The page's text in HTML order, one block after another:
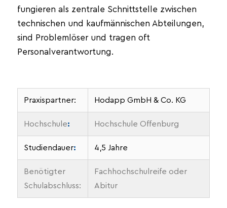
fungieren als zentrale Schnittstelle zwischen
technischen und kaufmännischen Abteilungen,
sind Problemlöser und tragen oft
Personalverantwortung.
Praxispartner: Hodapp GmbH & Co. KG
Hochschule: Hochschule Offenburg
Studiendauer: 4,5 Jahre
Benötigter
Schulabschluss:
Fachhochschulreife oder
Abitur